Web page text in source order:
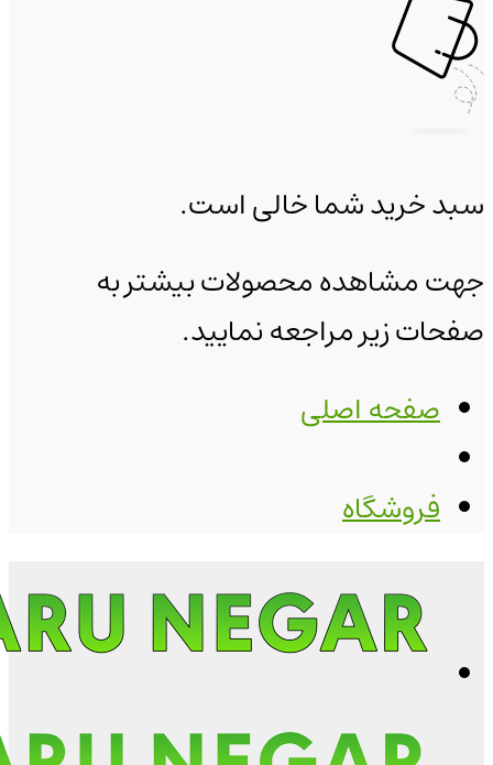
سبد خرید شما خالی است.
جهت مشاهده محصولات بیشتر به
صفحات زیر مراجعه نمایید.
صفحه اصلی
فروشگاه